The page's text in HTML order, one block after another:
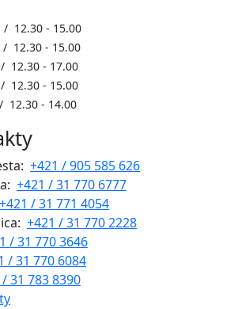
/ 12.30 - 15.00
12.30 - 15.00
12.30 - 17.00
12.30 - 15.00
12.30 - 14.00
+421 / 905 585 626
+421 / 31 770 6777
+421 / 31 771 4054
+421 / 31 770 2228
/ 31 770 3646
/ 31 770 6084
31 783 8390